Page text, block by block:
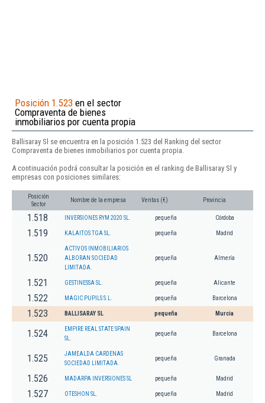
Posición 1.523 en el sector
Compraventa de bienes
inmobiliarios por cuenta propia
Ballisaray Sl se encuentra en la posición 1.523 del Ranking del sector
Compraventa de bienes inmobiliarios por cuenta propia.
A continuación podrá consultar la posición en el ranking de Ballisaray Sl y
empresas con posiciones similares:
Posición
Sector
Nombre de la empresa Ventas (€) Provincia
1.518 INVERSIONES RYM 2020 SL. pequeña Córdoba
1.519 KALAITOS TGA SL. pequeña Madrid
1.520
ACTIVOS INMOBILIARIOS
ALBORAN SOCIEDAD
LIMITADA.
pequeña Almería
1.521 GESTINESSA SL. pequeña Alicante
1.522 MAGIC PUPILS S.L. pequeña Barcelona
1.523 BALLISARAY SL pequeña Murcia
1.524
EMPIRE REAL STATE SPAIN
SL.
pequeña Barcelona
1.525
JAMEALDA CARDENAS
SOCIEDAD LIMITADA.
pequeña Granada
1.526 MADARPA INVERSIONES SL pequeña Madrid
1.527 OTESHON SL. pequeña Madrid